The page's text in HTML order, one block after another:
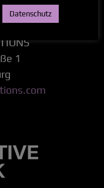
1
Datenschutz